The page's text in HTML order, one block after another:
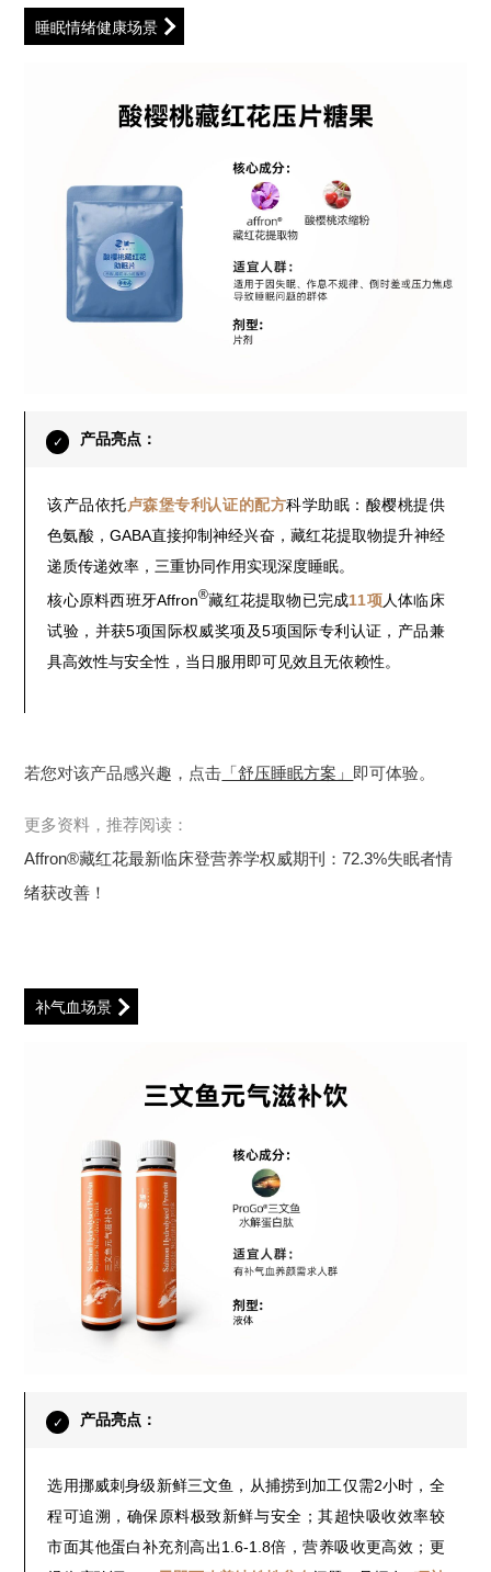
睡眠情绪健康场景
✓ 产品亮点：
该产品依托卢森堡专利认证的配方科学助眠：酸樱桃提供
色氨酸，GABA直接抑制神经兴奋，藏红花提取物提升神经
递质传递效率，三重协同作用实现深度睡眠。
核心原料西班牙Affron®藏红花提取物已完成11项人体临床
试验，并获5项国际权威奖项及5项国际专利认证，产品兼
具高效性与安全性，当日服用即可见效且无依赖性。
若您对该产品感兴趣，点击 「舒压睡眠方案」 即可体验。
更多资料，推荐阅读：
Affron®藏红花最新临床登营养学权威期刊：72.3%失眠者情
绪获改善！
补气血场景
✓ 产品亮点：
选用挪威刺身级新鲜三文鱼，从捕捞到加工仅需2小时，全
程可追溯，确保原料极致新鲜与安全；其超快吸收效率较
市面其他蛋白补充剂高出1.6-1.8倍，营养吸收更高效；更